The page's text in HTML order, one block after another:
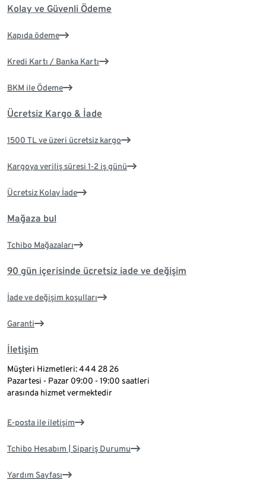
Kolay ve Güvenli Ödeme
Kapıda ödeme
Kredi Kartı / Banka Kartı
BKM ile Ödeme
Ücretsiz Kargo & İade
1500 TL ve üzeri ücretsiz kargo
Kargoya veriliş süresi 1-2 iş günü
Ücretsiz Kolay İade
Mağaza bul
Tchibo Mağazaları
90 gün içerisinde ücretsiz iade ve değişim
İade ve değişim koşulları
Garanti
İletişim
Müşteri Hizmetleri: 444 28 26
Pazartesi - Pazar 09:00 - 19:00 saatleri
arasında hizmet vermektedir
E-posta ile iletişim
Tchibo Hesabım | Sipariş Durumu
Yardım Sayfası